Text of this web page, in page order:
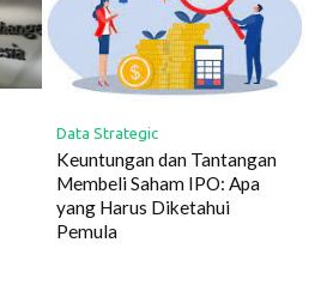
Data Strategic
Keuntungan dan Tantangan
Membeli Saham IPO: Apa
yang Harus Diketahui
Pemula